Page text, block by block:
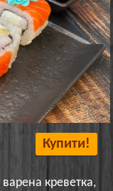
Купити!
креветка,